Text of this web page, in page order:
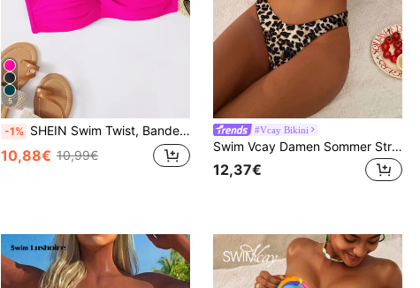
5
-1% SHEIN Swim Twist, Bandeau Push Up Bikini Top & 1 Paar abnehmbar Gurt
10,88€ 10,99€
#Vcay Bikini
Swim Vcay Damen Sommer Strand Urlaub Leoparden Muster geraffter Büstenhalter Bikini Set
12,37€